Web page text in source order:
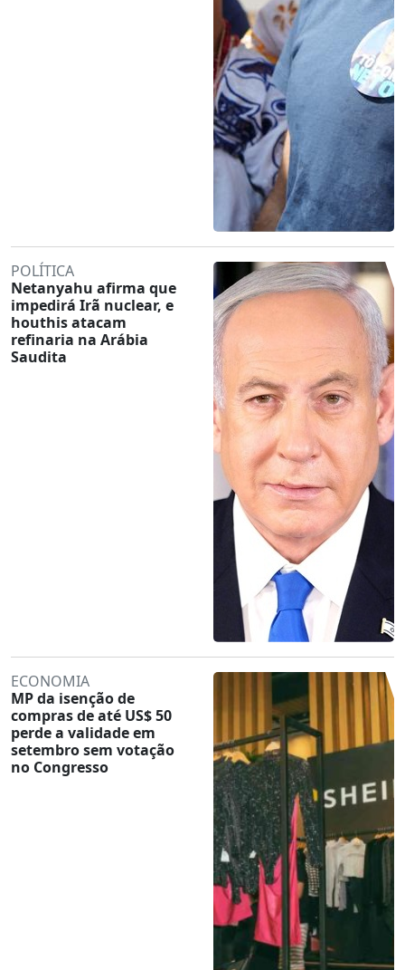
POLÍTICA
Netanyahu afirma que
impedirá Irã nuclear, e
houthis atacam
refinaria na Arábia
Saudita
ECONOMIA
MP da isenção de
compras de até US$ 50
perde a validade em
setembro sem votação
no Congresso